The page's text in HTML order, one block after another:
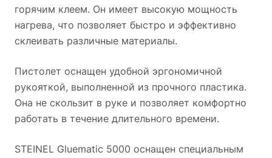
горячим клеем. Он имеет высокую мощность
нагрева, что позволяет быстро и эффективно
склеивать различные материалы.
Пистолет оснащен удобной эргономичной
рукояткой, выполненной из прочного пластика.
Она не скользит в руке и позволяет комфортно
работать в течение длительного времени.
STEINEL Gluematic 5000 оснащен специальным